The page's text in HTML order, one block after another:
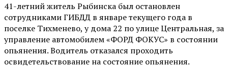
41-летний житель Рыбинска был остановлен
сотрудниками ГИБДД в январе текущего года в
поселке Тихменево, у дома 22 по улице Центральная, за
управление автомобилем «ФОРД ФОКУС» в состоянии
опьянения. Водитель отказался проходить
освидетельствование на состояние опьянения.